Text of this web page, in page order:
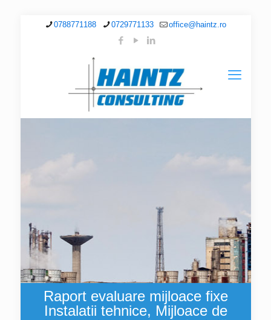
0788771188 0729771133 office@haintz.ro
Raport evaluare mijloace fixe
Instalatii tehnice, Mijloace de